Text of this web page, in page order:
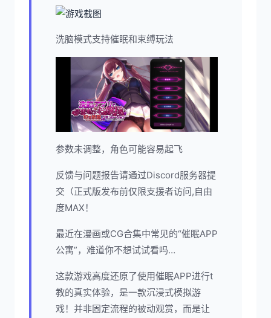
洗脑模式支持催眠和束缚玩法
参数未调整，角色可能容易起飞
反馈与问题报告请通过Discord服务器提
交（正式版发布前仅限支援者访问,自由
度MAX！
最近在漫画或CG合集中常见的“催眠APP
公寓”，难道你不想试试看吗…
这款游戏高度还原了使用催眠APP进行t
教的真实体验，是一款沉浸式模拟游
戏！并非固定流程的被动观赏，而是让